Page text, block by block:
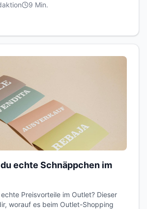
9 Min.
echte Schnäppchen im
Preisvorteile im Outlet? Dieser
worauf es beim Outlet-Shopping